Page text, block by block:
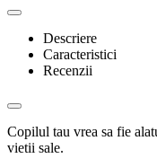
Descriere
Caracteristici
Recenzii
Copilul tau vrea sa fie
vietii sale.